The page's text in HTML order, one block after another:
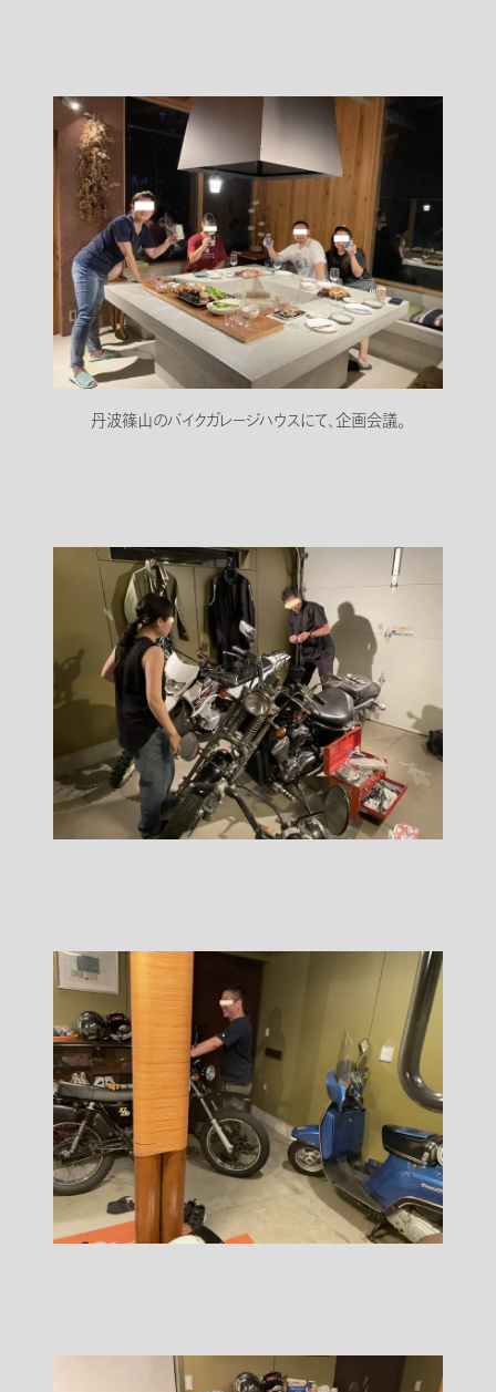
丹波篠山のバイクガレージハウスにて、企画会議。